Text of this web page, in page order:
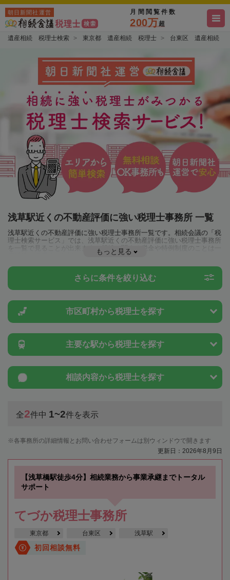
朝日新聞社運営 月間閲覧件数
200万超
遺産相続 税理士検索 東京都 遺産相続 税理士 台東区 遺産相続
浅草駅近くの不動産評価に強い税理士事務所 一覧
浅草駅近くの不動産評価に強い税理士事務所一覧です。相続会議の「税
理士検索サービス」では、浅草駅近くの不動産評価に強い税理士事務所
を一覧で見ることが出来ます。相続に関する税金や特例制度のことは一
度近隣の税理士に相談してみましょう。
もっと見る
さらに条件を絞り込む
市区町村から税理士を探す
主要な駅から税理士を探す
相談内容から税理士を探す
全2件中 1~2件を表示
各事務所の詳細情報とお問い合わせフォームは別ウィンドウで開きます
更新日：2026年8月9日
【浅草橋駅徒歩4分】相続業務から事業承継までトータル
サポート
てづか税理士事務所
東京都 台東区 浅草駅
初回相談無料